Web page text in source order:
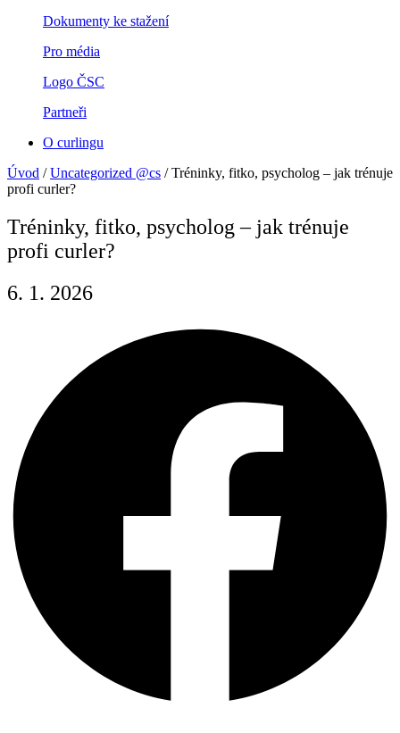
Dokumenty ke stažení
Pro média
Logo ČSC
Partneři
O curlingu
Úvod /Uncategorized @cs /Tréninky, fitko, psycholog – jak trénuje
profi curler?
Tréninky, fitko, psycholog – jak trénuje
profi curler?
6. 1. 2026